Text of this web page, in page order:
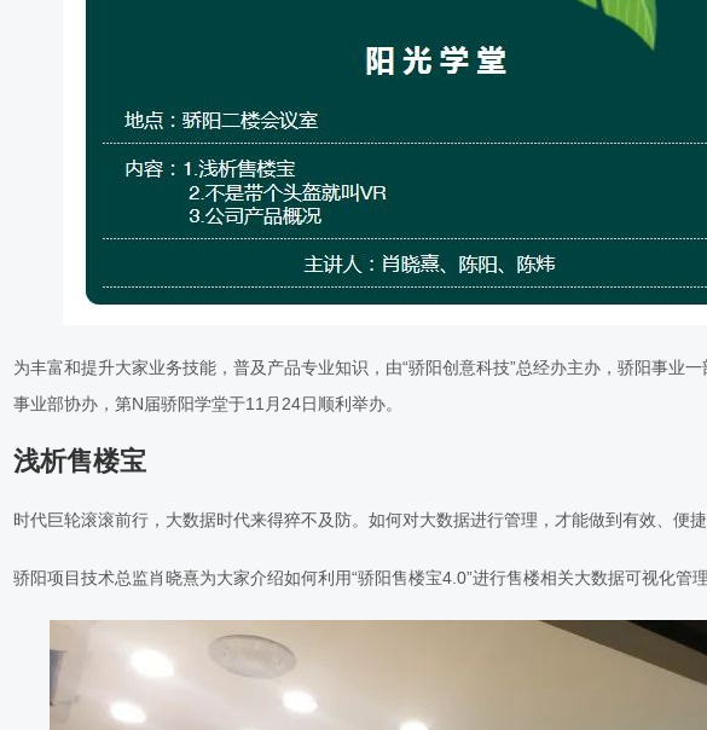
为丰富和提升大家业务技能，普及产品专业知识，由“骄阳创意科技”总经办主办，骄阳事业
事业部协办，第N届骄阳学堂于11月24日顺利举办。
浅析售楼宝
时代巨轮滚滚前行，大数据时代来得猝不及防。如何对大数据进行管理，才能做到有效、便
骄阳项目技术总监肖晓熹为大家介绍如何利用“骄阳售楼宝4.0”进行售楼相关大数据可视化管